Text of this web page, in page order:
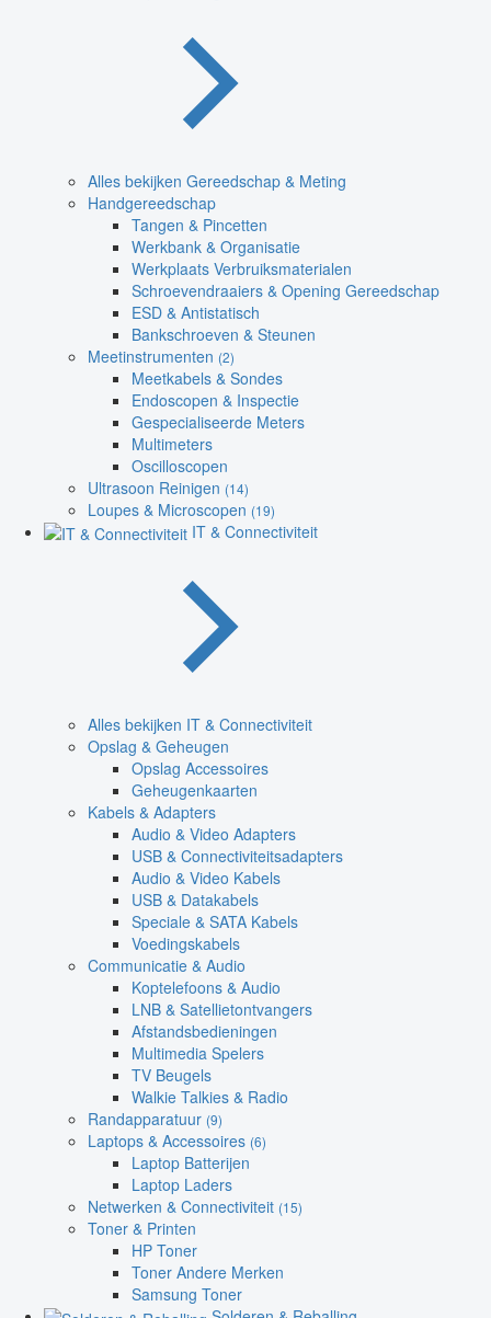
Alles bekijken Gereedschap & Meting
Handgereedschap
Tangen & Pincetten
Werkbank & Organisatie
Werkplaats Verbruiksmaterialen
Schroevendraaiers & Opening Gereedschap
ESD & Antistatisch
Bankschroeven & Steunen
Meetinstrumenten (2)
Meetkabels & Sondes
Endoscopen & Inspectie
Gespecialiseerde Meters
Multimeters
Oscilloscopen
Ultrasoon Reinigen (14)
Loupes & Microscopen (19)
IT & Connectiviteit
Alles bekijken IT & Connectiviteit
Opslag & Geheugen
Opslag Accessoires
Geheugenkaarten
Kabels & Adapters
Audio & Video Adapters
USB & Connectiviteitsadapters
Audio & Video Kabels
USB & Datakabels
Speciale & SATA Kabels
Voedingskabels
Communicatie & Audio
Koptelefoons & Audio
LNB & Satellietontvangers
Afstandsbedieningen
Multimedia Spelers
TV Beugels
Walkie Talkies & Radio
Randapparatuur (9)
Laptops & Accessoires (6)
Laptop Batterijen
Laptop Laders
Netwerken & Connectiviteit (15)
Toner & Printen
HP Toner
Toner Andere Merken
Samsung Toner